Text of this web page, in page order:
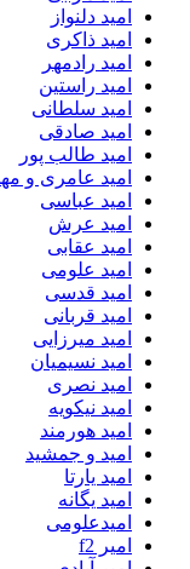
امید دلنواز
امید ذاکری
امید رادمهر
امید راستین
امید سلطانی
امید صادقی
امید طالب پور
امید عامری و
امید عباسی
امید عرش
امید عقابی
امید علومی
امید قدسی
امید قربانی
امید میرزایی
امید نسیمیان
امید نصری
امید نیکویه
امید هورمند
امید و جمشید
امید یارتا
امید یگانه
امیدعلومی
امیر f2